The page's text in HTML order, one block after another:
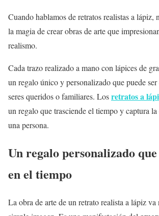
Cuando hablamos de retratos realistas a lápiz,
la magia de crear obras de arte que
realismo.
Cada trazo realizado a mano con lápices de
un regalo único y personalizado que puede
seres queridos o familiares. Losretratos a
un regalo que trasciende el tiempo y captura la
una persona.
Un regalo personalizado
en el tiempo
La obra de arte de un retrato realista a lápiz va